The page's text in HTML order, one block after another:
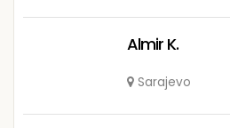
Almir K.
Sarajevo